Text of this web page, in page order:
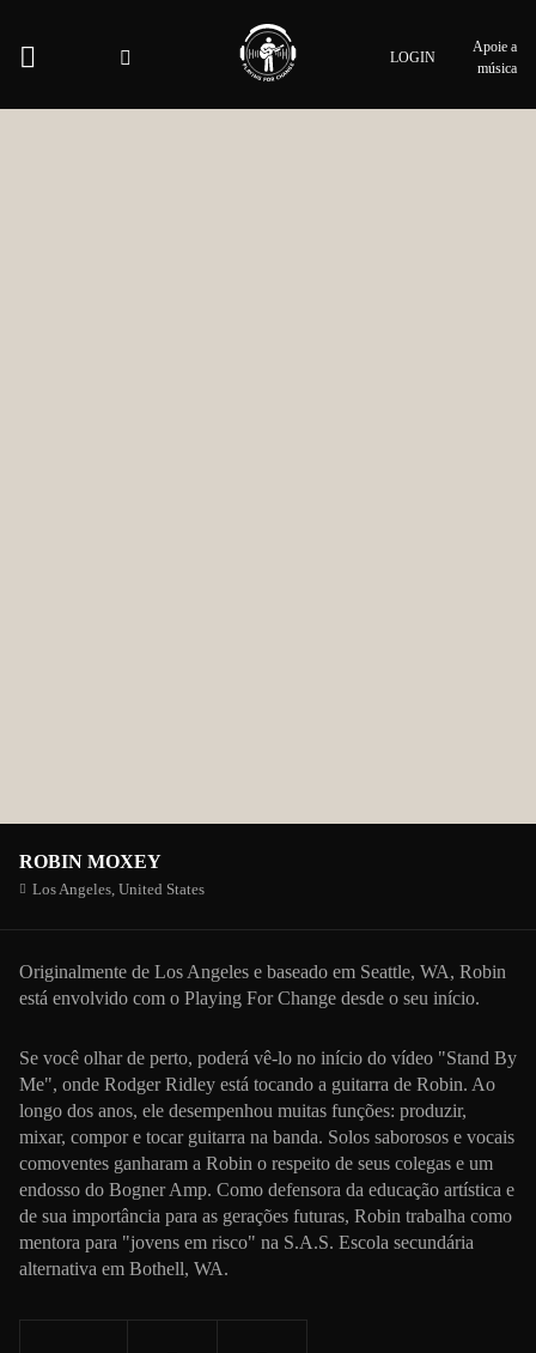
LOGIN
Apoie a
música
ROBIN MOXEY
Los Angeles, United States
Originalmente de Los Angeles e baseado em Seattle, WA, Robin
está envolvido com o Playing For Change desde o seu início.
Se você olhar de perto, poderá vê-lo no início do vídeo "Stand By
Me", onde Rodger Ridley está tocando a guitarra de Robin. Ao
longo dos anos, ele desempenhou muitas funções: produzir,
mixar, compor e tocar guitarra na banda. Solos saborosos e vocais
comoventes ganharam a Robin o respeito de seus colegas e um
endosso do Bogner Amp. Como defensora da educação artística e
de sua importância para as gerações futuras, Robin trabalha como
mentora para "jovens em risco" na S.A.S. Escola secundária
alternativa em Bothell, WA.